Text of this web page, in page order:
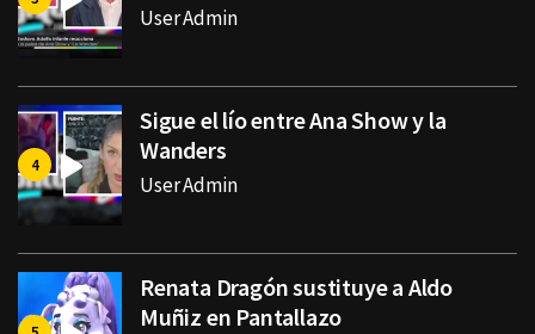
User Admin
Sigue el lío entre Ana Show y la
Wanders
User Admin
Renata Dragón sustituye a Aldo
Muñiz en Pantallazo